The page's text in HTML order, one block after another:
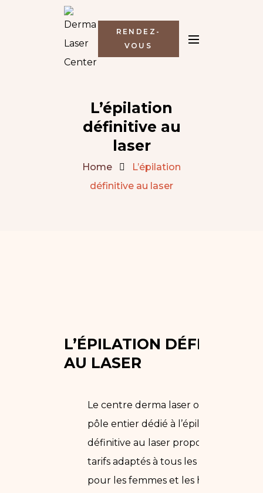
RENDEZ-
VOUS
L’épilation
définitive au
laser
Home
L’épilation
définitive au laser
L’ÉPILATION DÉFINITIVE
AU LASER
Le centre derma laser ont un
pôle entier dédié à l’épilation
définitive au laser proposant des
tarifs adaptés à tous les budgets,
pour les femmes et les hommes,